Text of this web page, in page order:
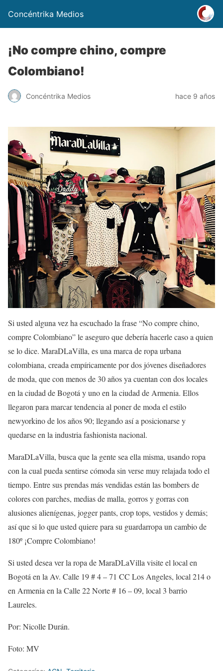
Concéntrika Medios
¡No compre chino, compre
Colombiano!
Concéntrika Medios hace 9 años
Si usted alguna vez ha escuchado la frase “No compre chino,
compre Colombiano” le aseguro que debería hacerle caso a quien
se lo dice. MaraDLaVilla, es una marca de ropa urbana
colombiana, creada empíricamente por dos jóvenes diseñadores
de moda, que con menos de 30 años ya cuentan con dos locales
en la ciudad de Bogotá y uno en la ciudad de Armenia. Ellos
llegaron para marcar tendencia al poner de moda el estilo
newyorkino de los años 90; llegando así a posicionarse y
quedarse en la industria fashionista nacional.
MaraDLaVilla, busca que la gente sea ella misma, usando ropa
con la cual pueda sentirse cómoda sin verse muy relajada todo el
tiempo. Entre sus prendas más vendidas están las bombers de
colores con parches, medias de malla, gorros y gorras con
alusiones alienígenas, jogger pants, crop tops, vestidos y demás;
así que si lo que usted quiere para su guardarropa un cambio de
180º ¡Compre Colombiano!
Si usted desea ver la ropa de MaraDLaVilla visite el local en
Bogotá en la Av. Calle 19 # 4 – 71 CC Los Angeles, local 214 o
en Armenia en la Calle 22 Norte # 16 – 09, local 3 barrio
Laureles.
Por: Nicolle Durán.
Foto: MV